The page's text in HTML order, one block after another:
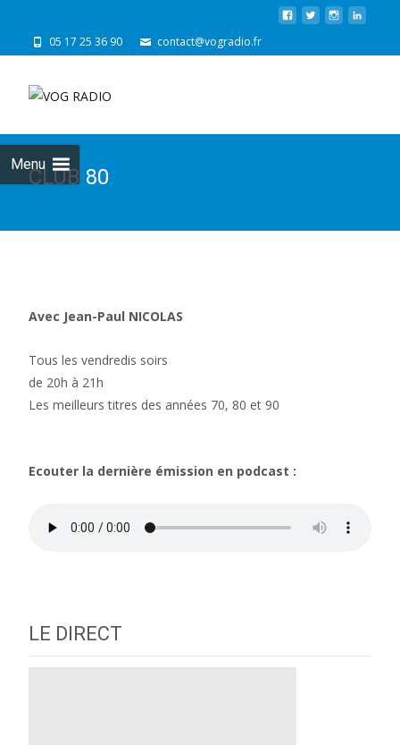
05 17 25 36 90 contact@vogradio.fr
Menu
CLUB 80
Avec Jean-Paul NICOLAS
Tous les vendredis soirs
de 20h à 21h
Les meilleurs titres des années 70, 80 et 90
Ecouter la dernière émission en podcast :
LE DIRECT